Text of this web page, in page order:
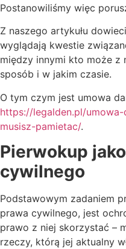
Postanowiliśmy więc
Z naszego artykułu
wyglądają kwestie
między innymi kto może z
sposób i w jakim czasie.
O tym czym jest umowa
https://legalden.pl/
musisz-pamietac/.
Pierwokup
cywilnego
Podstawowym zadaniem
prawa cywilnego, jest
prawo z niej skorzystać –
rzeczy, którą jej aktualny